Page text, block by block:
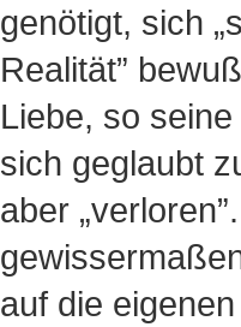
genötigt, sich
Realität”
Liebe, so
sich geglaubt
aber
auf die